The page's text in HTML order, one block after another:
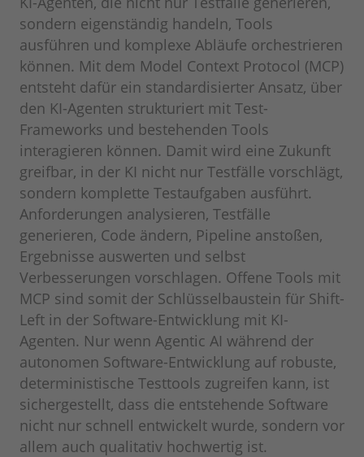
sondern eigenständig handeln, Tools
ausführen und komplexe Abläufe orchestrieren
können. Mit dem Model Context Protocol (MCP)
entsteht dafür ein standardisierter Ansatz, über
den KI-Agenten strukturiert mit Test-
Frameworks und bestehenden Tools
interagieren können. Damit wird eine Zukunft
greifbar, in der KI nicht nur Testfälle vorschlägt,
sondern komplette Testaufgaben ausführt.
Anforderungen analysieren, Testfälle
generieren, Code ändern, Pipeline anstoßen,
Ergebnisse auswerten und selbst
Verbesserungen vorschlagen. Offene Tools mit
MCP sind somit der Schlüsselbaustein für Shift-
Left in der Software-Entwicklung mit KI-
Agenten. Nur wenn Agentic AI während der
autonomen Software-Entwicklung auf robuste,
deterministische Testtools zugreifen kann, ist
sichergestellt, dass die entstehende Software
nicht nur schnell entwickelt wurde, sondern vor
allem auch qualitativ hochwertig ist.